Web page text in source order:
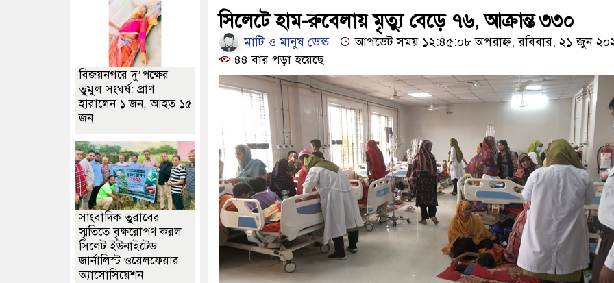
পূর্বধলায় ৩০ অসহায় পরিবার পেলেন অনুদান, বেশ কিছু উন্নয়নকাজ পরিদর্শন করলেন
সিলেটে হাম-রুবেলায় মৃত্যু বেড়ে ৭৬, আক্রান্ত ৩৩০
মাটি ও মানুষ ডেস্ক
আপডেট সময় ১২:৪৫:০৮ অপরাহ্ন, রবিবার, ২১ জুন
৪৪ বার পড়া হয়েছে
বিজয়নগরে দু’পক্ষের
তুমুল সংঘর্ষ: প্রাণ
হারালেন ১ জন, আহত ১৫
জন
সাংবাদিক তুরাবের
স্মৃতিতে বৃক্ষরোপণ করল
সিলেট ইউনাইটেড
জার্নালিস্ট ওয়েলফেয়ার
অ্যাসোসিয়েশন